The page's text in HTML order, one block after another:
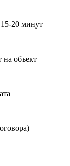
20 минут
объект